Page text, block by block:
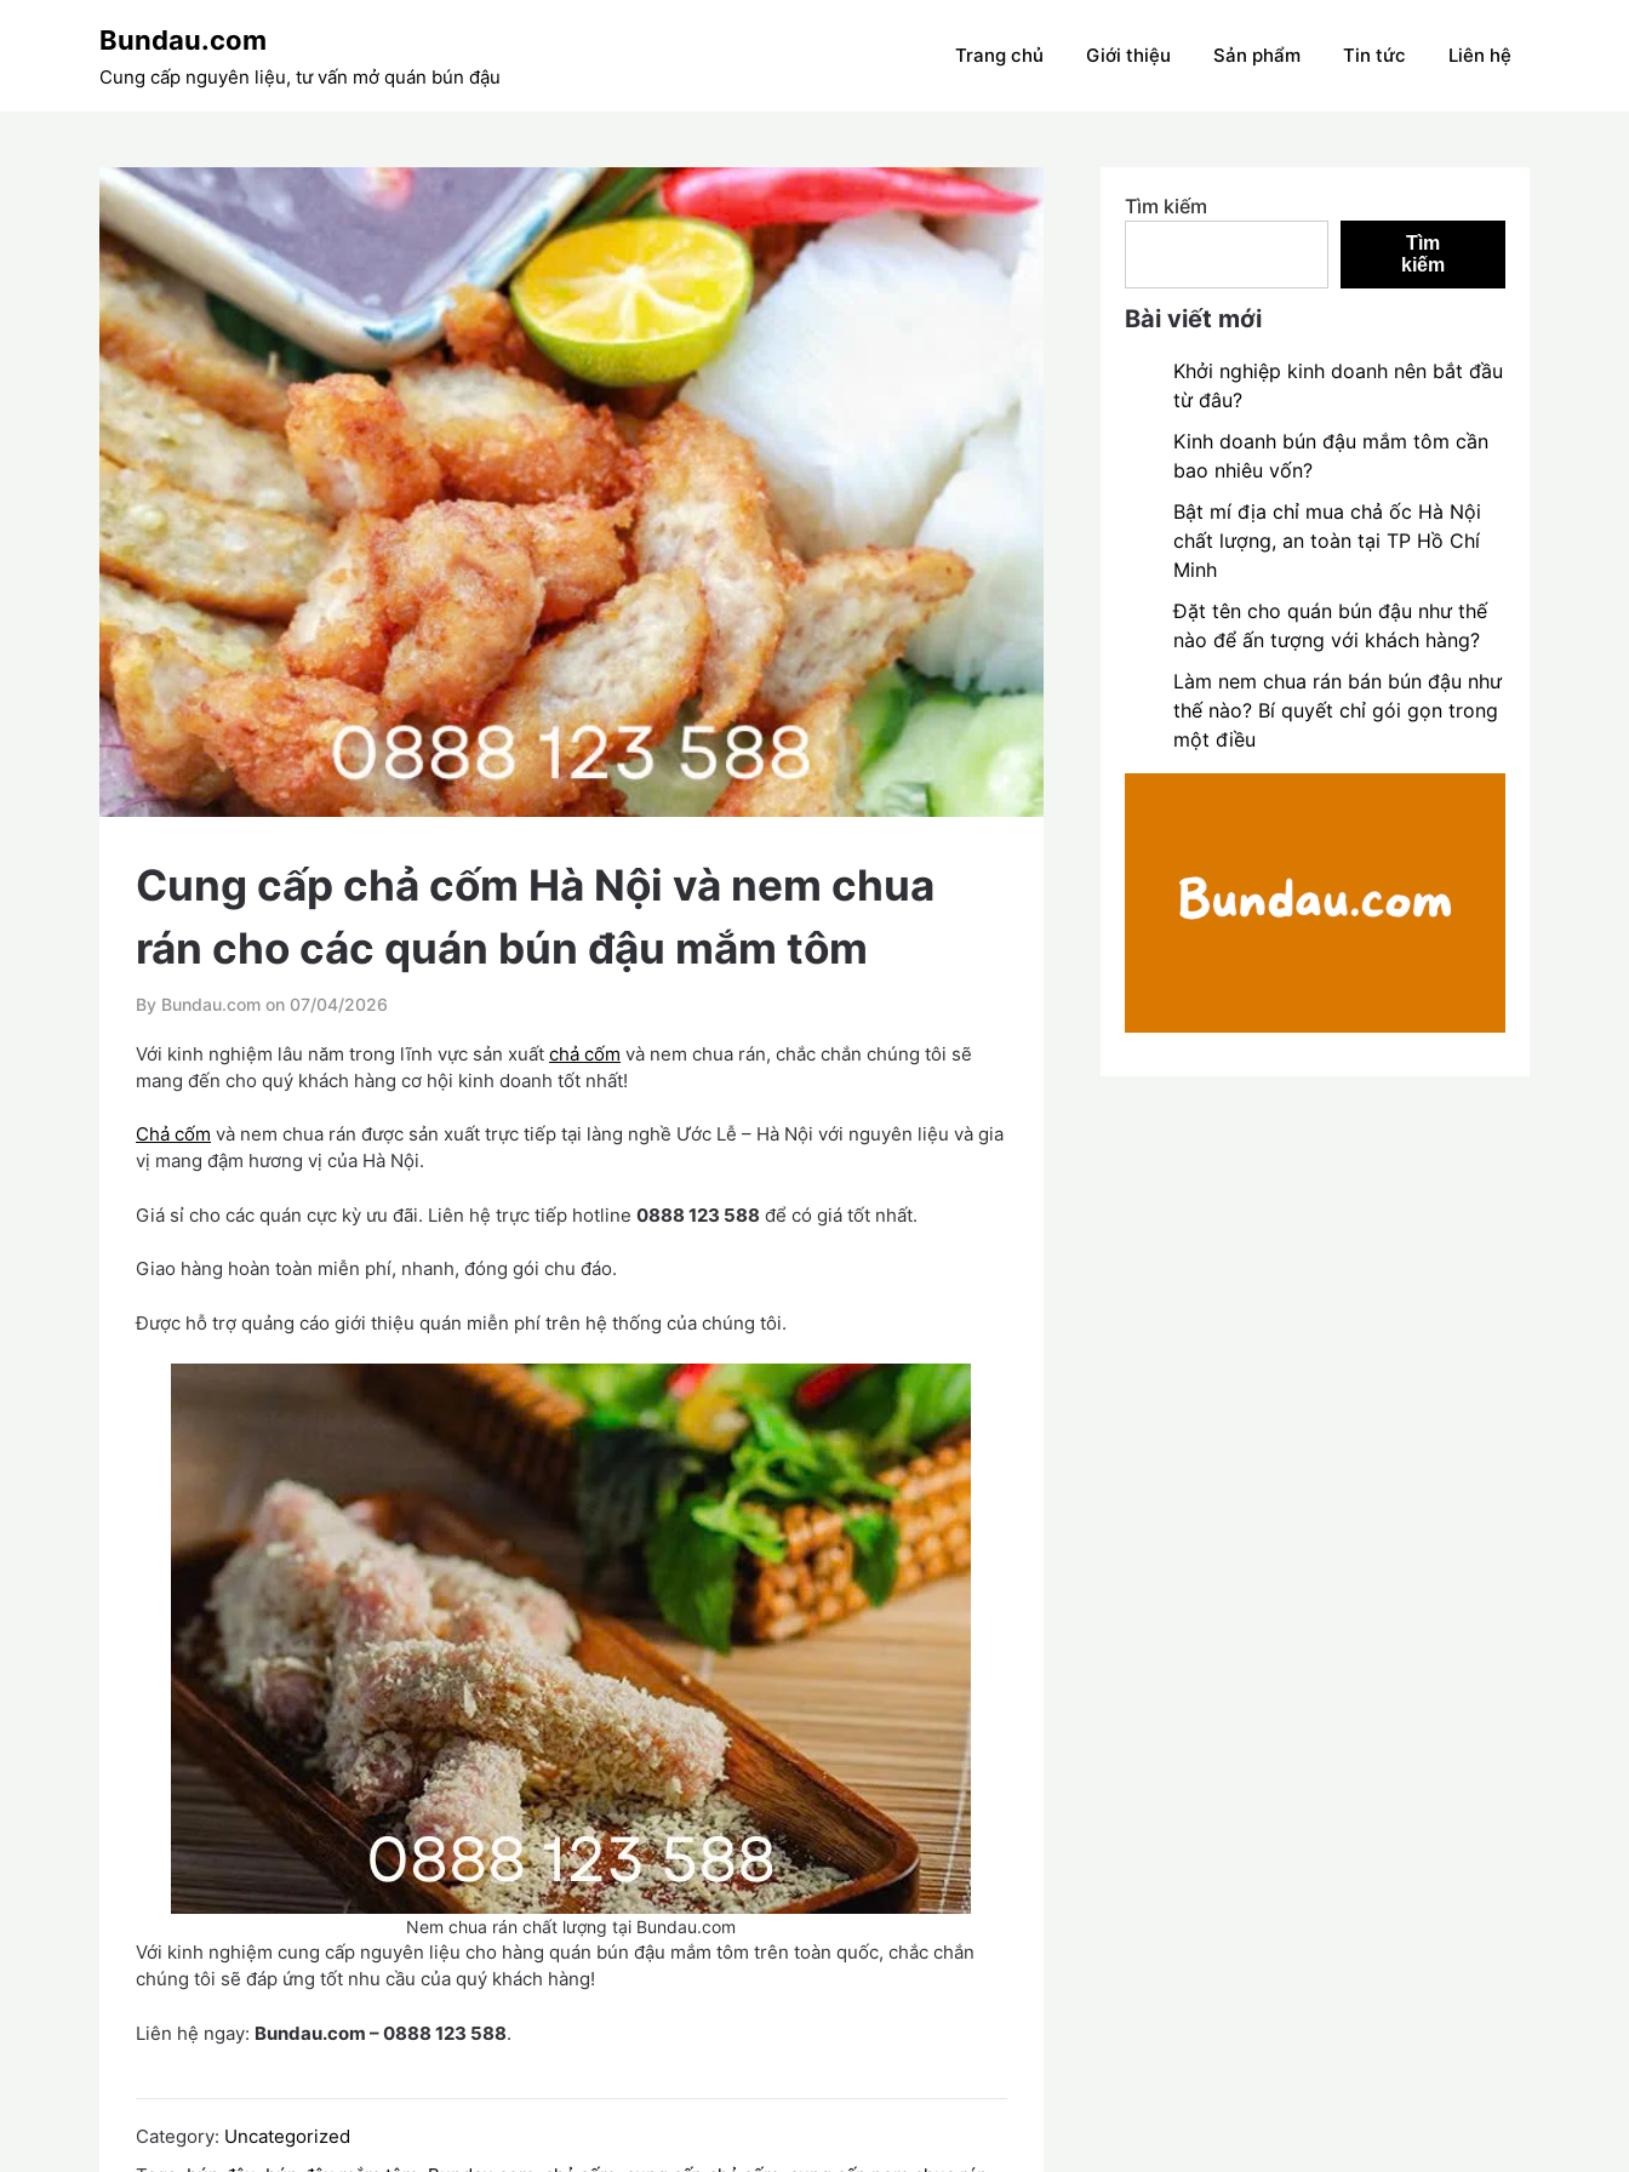
Bundau.com
Cung cấp nguyên liệu, tư vấn mở quán bún đậu
Trang chủ Giới thiệu Sản phẩm Tin tức Liên hệ
Cung cấp chả cốm Hà Nội và nem chua
rán cho các quán bún đậu mắm tôm
By Bundau.com on 07/04/2026
Với kinh nghiệm lâu năm trong lĩnh vực sản xuất chả cốm và nem chua rán, chắc chắn chúng tôi sẽ
mang đến cho quý khách hàng cơ hội kinh doanh tốt nhất!
Chả cốm và nem chua rán được sản xuất trực tiếp tại làng nghề Ước Lễ – Hà Nội với nguyên liệu và gia
vị mang đậm hương vị của Hà Nội.
Giá sỉ cho các quán cực kỳ ưu đãi. Liên hệ trực tiếp hotline 0888 123 588 để có giá tốt nhất.
Giao hàng hoàn toàn miễn phí, nhanh, đóng gói chu đáo.
Được hỗ trợ quảng cáo giới thiệu quán miễn phí trên hệ thống của chúng tôi.
Nem chua rán chất lượng tại Bundau.com
Với kinh nghiệm cung cấp nguyên liệu cho hàng quán bún đậu mắm tôm trên toàn quốc, chắc chắn
chúng tôi sẽ đáp ứng tốt nhu cầu của quý khách hàng!
Liên hệ ngay: Bundau.com – 0888 123 588.
Category: Uncategorized
Tìm kiếm
Tìm
kiếm
Bài viết mới
Khởi nghiệp kinh doanh nên bắt đầu
từ đâu?
Kinh doanh bún đậu mắm tôm cần
bao nhiêu vốn?
Bật mí địa chỉ mua chả ốc Hà Nội
chất lượng, an toàn tại TP Hồ Chí
Minh
Đặt tên cho quán bún đậu như thế
nào để ấn tượng với khách hàng?
Làm nem chua rán bán bún đậu như
thế nào? Bí quyết chỉ gói gọn trong
một điều